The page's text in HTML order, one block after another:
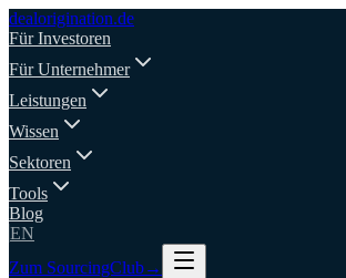
dealorigination.de
Für Investoren
Für Unternehmer
Leistungen
Wissen
Sektoren
Tools
Blog
EN
Zum SourcingClub→